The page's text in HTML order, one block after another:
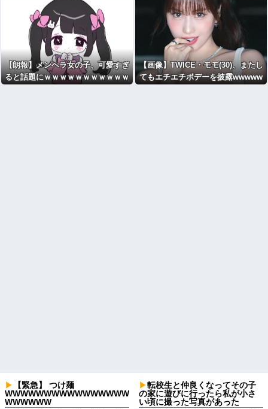
【朗報】メンヘラ女の子、可愛すぎ
ると話題にｗｗｗｗｗｗｗｗｗｗｗ
【画像】TWICE・モモ(30)、またし
てもエチエチボデーを披露wwwww
【緊急】 つけ麺
WWWWWWWWWWWWWWWW
WWWWWW
転校生と仲良くなってその子
の家に遊びに行ったら私が小さ
い頃に撮った写真があった